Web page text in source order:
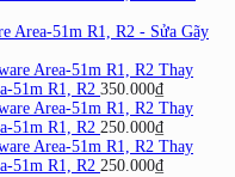
Area-51m R1, R2 - Sửa Gãy
Thay
51m R1, R2 350.000₫
Thay
51m R1, R2 250.000₫
Thay
51m R1, R2 250.000₫